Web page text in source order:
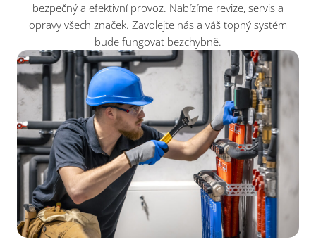
bezpečný a efektivní provoz. Nabízíme revize, servis a
opravy všech značek. Zavolejte nás a váš topný systém
bude fungovat bezchybně.